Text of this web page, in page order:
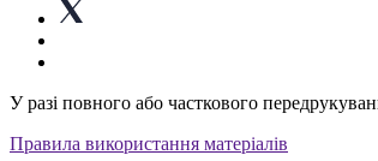
У разі повного або часткового
Правила використання матеріалів